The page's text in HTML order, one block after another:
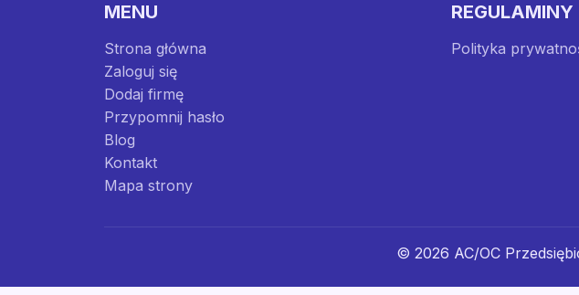
MENU
Strona główna
Zaloguj się
Dodaj firmę
Przypomnij hasło
Blog
Kontakt
Mapa strony
REGULAMINY
Polityka
© 2026 AC/OC